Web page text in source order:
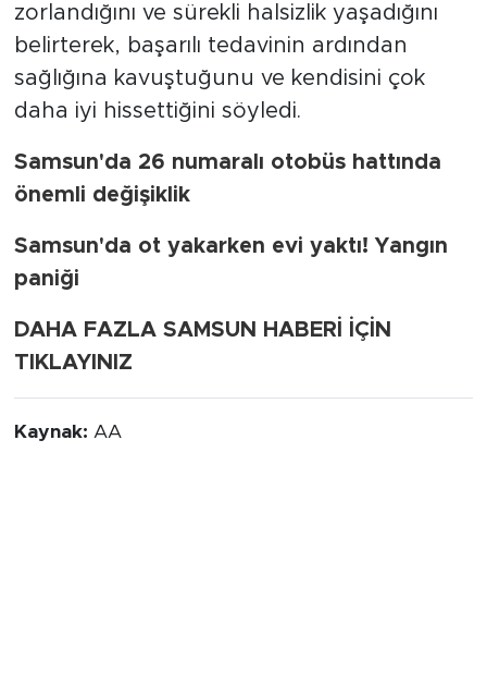
zorlandığını ve sürekli halsizlik yaşadığını
belirterek, başarılı tedavinin ardından
sağlığına kavuştuğunu ve kendisini çok
daha iyi hissettiğini söyledi.
Samsun'da 26 numaralı otobüs hattında
önemli değişiklik
Samsun'da ot yakarken evi yaktı! Yangın
paniği
DAHA FAZLA SAMSUN HABERİ İÇİN
TIKLAYINIZ
Kaynak: AA